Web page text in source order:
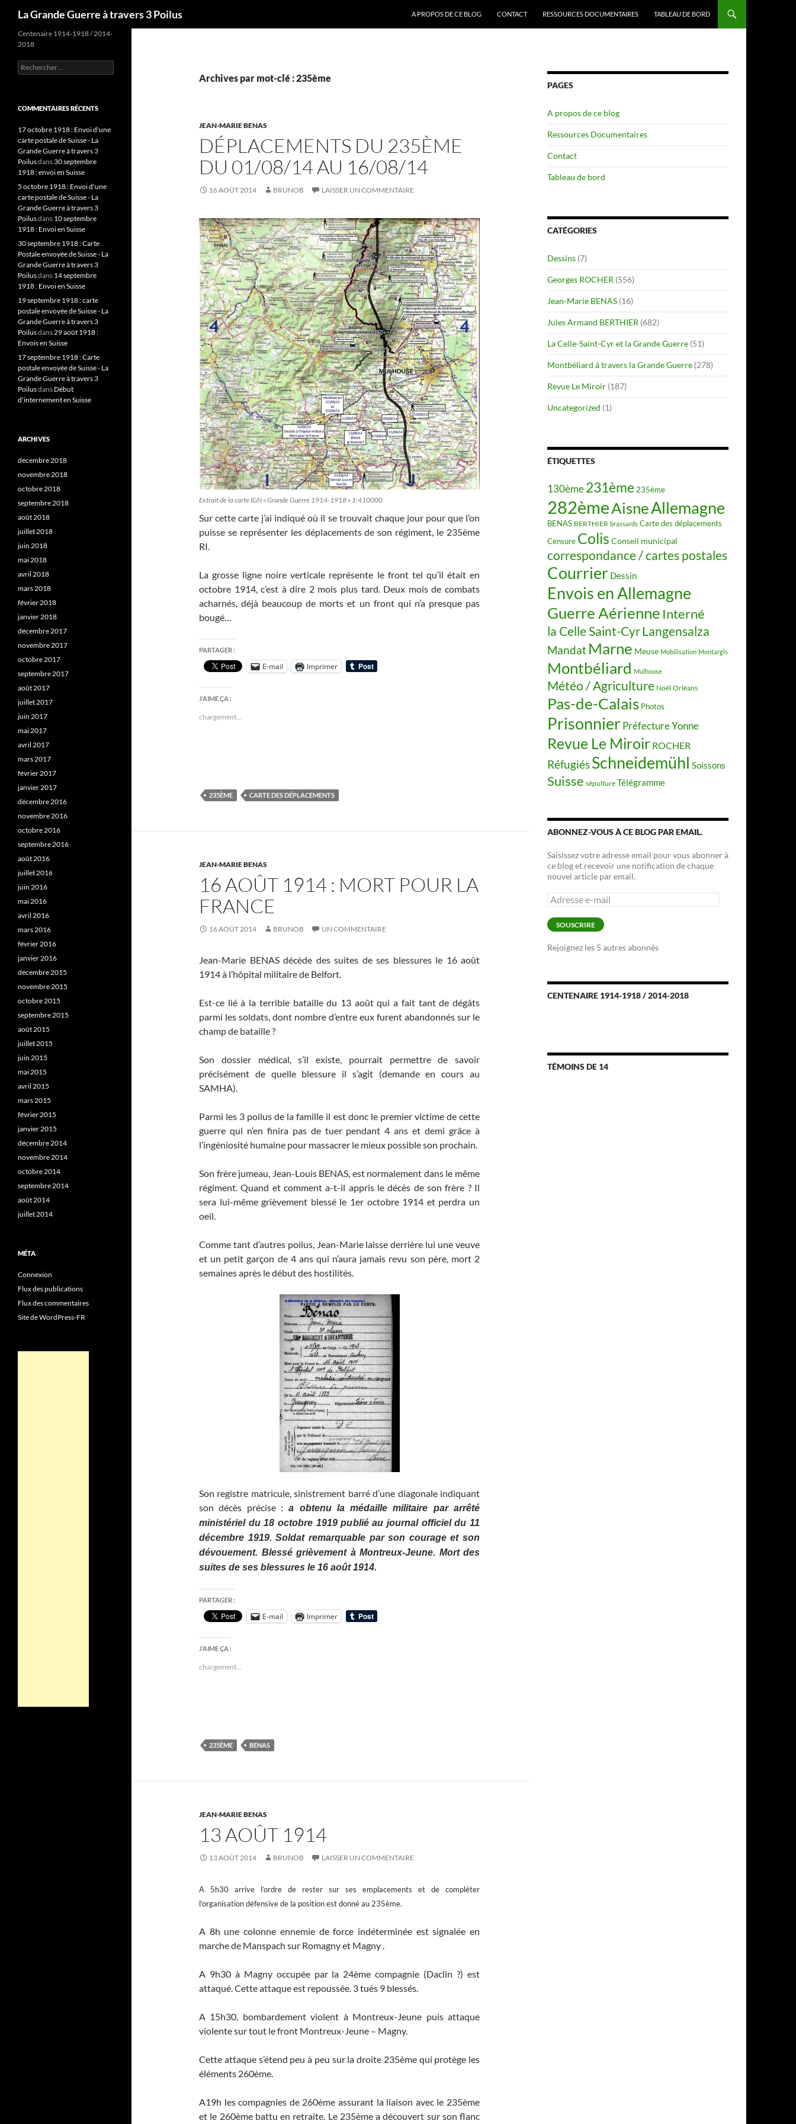
La Grande Guerre à travers 3 Poilus
A PROPOS DE CE BLOG
CONTACT RESSOURCES DOCUMENTAIRES TABLEAU DE BORD
Archives par mot-clé : 235ème
JEAN-MARIE BENAS
DÉPLACEMENTS DU 235ÈME
DU 01/08/14 AU 16/08/14
16 AOÛT 2014 BRUNOB LAISSER UN COMMENTAIRE
Extrait de la carte IGN « Grande Guerre 1914-1918 » 1:410000
Sur cette carte j’ai indiqué où il se trouvait chaque jour pour que l’on
puisse se représenter les déplacements de son régiment, le 235ème
RI.
La grosse ligne noire verticale représente le front tel qu’il était en
octobre 1914, c’est à dire 2 mois plus tard. Deux mois de combats
acharnés, déjà beaucoup de morts et un front qui n’a presque pas
bougé…
PARTAGER :
E-mail Imprimer
J’AIME ÇA :
chargement…
235ÈME CARTE DES DÉPLACEMENTS
JEAN-MARIE BENAS
16 AOÛT 1914 : MORT POUR LA
FRANCE
16 AOÛT 2014 BRUNOB UN COMMENTAIRE
Jean-Marie BENAS décède des suites de ses blessures le 16 août
1914 à l’hôpital militaire de Belfort.
Est-ce lié à la terrible bataille du 13 août qui a fait tant de dégâts
parmi les soldats, dont nombre d’entre eux furent abandonnés sur le
champ de bataille ?
Son dossier médical, s’il existe, pourrait permettre de savoir
précisément de quelle blessure il s’agit (demande en cours au
SAMHA).
Parmi les 3 poilus de la famille il est donc le premier victime de cette
guerre qui n’en finira pas de tuer pendant 4 ans et demi grâce à
l’ingéniosité humaine pour massacrer le mieux possible son prochain.
Son frère jumeau, Jean-Louis BENAS, est normalement dans le même
régiment. Quand et comment a-t-il appris le décès de son frère ? Il
sera lui-même grièvement blessé le 1er octobre 1914 et perdra un
oeil.
Comme tant d’autres poilus, Jean-Marie laisse derrière lui une veuve
et un petit garçon de 4 ans qui n’aura jamais revu son père, mort 2
semaines après le début des hostilités.
Son registre matricule, sinistrement barré d’une diagonale indiquant
son décès précise : a obtenu la médaille militaire par arrêté
ministériel du 18 octobre 1919 publié au journal officiel du 11
décembre 1919. Soldat remarquable par son courage et son
dévouement. Blessé grièvement à Montreux-Jeune. Mort des
suites de ses blessures le 16 août 1914.
PARTAGER :
E-mail Imprimer
J’AIME ÇA :
chargement…
235ÈME BENAS
JEAN-MARIE BENAS
13 AOÛT 1914
13 AOÛT 2014 BRUNOB LAISSER UN COMMENTAIRE
A 5h30 arrive l’ordre de rester sur ses emplacements et de compléter
l’organisation défensive de la position est donné au 235ème.
A 8h une colonne ennemie de force indéterminée est signalée en
marche de Manspach sur Romagny et Magny .
A 9h30 à Magny occupée par la 24ème compagnie (Daclin ?) est
attaqué. Cette attaque est repoussée. 3 tués 9 blessés.
A 15h30, bombardement violent à Montreux-Jeune puis attaque
violente sur tout le front Montreux-Jeune – Magny.
Cette attaque s’étend peu à peu sur la droite 235ème qui protège les
éléments 260ème.
A19h les compagnies de 260ème assurant la liaison avec le 235ème
et le 260ème battu en retraite. Le 235ème a découvert sur son flanc
PAGES
A propos de ce blog
Ressources Documentaires
Contact
Tableau de bord
CATÉGORIES
Dessins (7)
Georges ROCHER (556)
Jean-Marie BENAS (16)
Jules Armand BERTHIER (682)
La Celle-Saint-Cyr et la Grande Guerre (51)
Montbéliard à travers la Grande Guerre (278)
Revue Le Miroir (187)
Uncategorized (1)
ÉTIQUETTES
130ème231ème 235ème
282èmeAisneAllemagne
BENAS BERTHIER brassards Carte des déplacements
Censure Colis Conseil municipal
correspondance / cartes postales
Courrier Dessin
Envois en Allemagne
Guerre Aérienne Interné
la Celle Saint-CyrLangensalza
Mandat Marne Meuse Mobilisation Montargis
Montbéliard Mulhouse
Météo / Agriculture Noël Orléans
Pas-de-Calais Photos
PrisonnierPréfecture Yonne
Revue Le Miroir ROCHER
RéfugiésSchneidemühl Soissons
Suisse sépulture Télégramme
ABONNEZ-VOUS À CE BLOG PAR EMAIL.
Saisissez votre adresse email pour vous abonner à
ce blog et recevoir une notification de chaque
nouvel article par email.
Adresse
e-
mail
SOUSCRIRE
Rejoignez les 5 autres abonnés
CENTENAIRE 1914-1918 / 2014-2018
TÉMOINS DE 14
Centenaire 1914-1918 / 2014-
2018
Rechercher :
COMMENTAIRES RÉCENTS
17 octobre 1918 : Envoi d'une
carte postale de Suisse - La
Grande Guerre à travers 3
Poilusdans30 septembre
1918 : envoi en Suisse
5 octobre 1918 : Envoi d'une
carte postale de Suisse - La
Grande Guerre à travers 3
Poilusdans 10 septembre
1918 : Envoi en Suisse
30 septembre 1918 : Carte
Postale envoyée de Suisse - La
Grande Guerre à travers 3
Poilusdans 14 septembre
1918 : Envoi en Suisse
19 septembre 1918 : carte
postale envoyée de Suisse - La
Grande Guerre à travers 3
Poilusdans29 août 1918 :
Envois en Suisse
17 septembre 1918 : Carte
postale envoyée de Suisse - La
Grande Guerre à travers 3
Poilusdans Début
d’internement en Suisse
ARCHIVES
décembre 2018
novembre 2018
octobre 2018
septembre 2018
août 2018
juillet 2018
juin 2018
mai 2018
avril 2018
mars 2018
février 2018
janvier 2018
décembre 2017
novembre 2017
octobre 2017
septembre 2017
août 2017
juillet 2017
juin 2017
mai 2017
avril 2017
mars 2017
février 2017
janvier 2017
décembre 2016
novembre 2016
octobre 2016
septembre 2016
août 2016
juillet 2016
juin 2016
mai 2016
avril 2016
mars 2016
février 2016
janvier 2016
décembre 2015
novembre 2015
octobre 2015
septembre 2015
août 2015
juillet 2015
juin 2015
mai 2015
avril 2015
mars 2015
février 2015
janvier 2015
décembre 2014
novembre 2014
octobre 2014
septembre 2014
août 2014
juillet 2014
MÉTA
Connexion
Flux des publications
Flux des commentaires
Site de WordPress-FR